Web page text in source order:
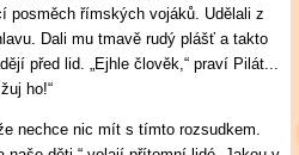
posměch římských vojáků. Udělali z
Dali mu tmavě rudý plášť a takto
před lid. „Ejhle člověk,“ praví Pilát...
ho!“
nechce nic mít s tímto rozsudkem.